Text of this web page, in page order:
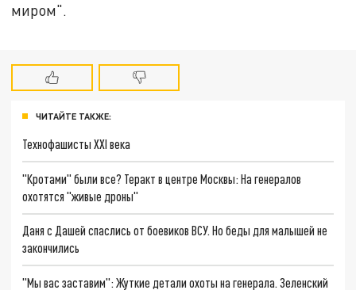
миром".
ЧИТАЙТЕ ТАКЖЕ:
Технофашисты XXI века
"Кротами" были все? Теракт в центре Москвы: На генералов
охотятся "живые дроны"
Даня с Дашей спаслись от боевиков ВСУ. Но беды для малышей не
закончились
"Мы вас заставим": Жуткие детали охоты на генерала. Зеленский